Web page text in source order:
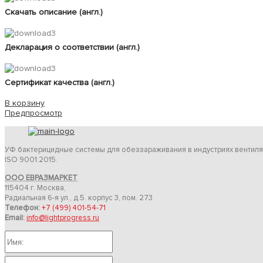
Скачать описание (англ.)
Декларация о соответствии (англ.)
Сертификат качества (англ.)
В корзину
Предпросмотр
УФ бактерицидные системы для обеззараживания в индустриях
ISO 9001:2015.
ООО ЕВРАЗМАРКЕТ
115404 г. Москва,
Радиальная 6-я ул., д.5. корпус 3, пом. 273
Телефон:+7 (499) 401-54-71
Email: info@lightprogress.ru